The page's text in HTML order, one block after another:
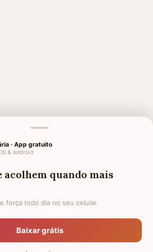
RELACIONADAS
DO
HOMENAGEM PARA MÃE
MORREU LUTO PELO MEU AVÔ
· App gratuito
& Android
acolhem quando mais
força todo dia no seu celular.
Baixar grátis